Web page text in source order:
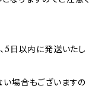
5日以内に発送いたし
い場合もございますの